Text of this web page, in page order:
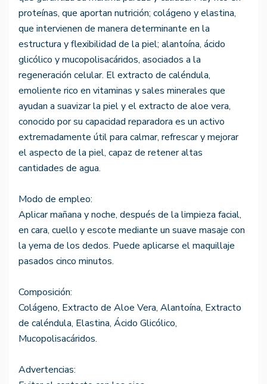
proteínas, que aportan nutrición; colágeno y elastina,
que intervienen de manera determinante en la
estructura y flexibilidad de la piel; alantoína, ácido
glicólico y mucopolisacáridos, asociados a la
regeneración celular. El extracto de caléndula,
emoliente rico en vitaminas y sales minerales que
ayudan a suavizar la piel y el extracto de aloe vera,
conocido por su capacidad reparadora es un activo
extremadamente útil para calmar, refrescar y mejorar
el aspecto de la piel, capaz de retener altas
cantidades de agua.
Modo de empleo:
Aplicar mañana y noche, después de la limpieza facial,
en cara, cuello y escote mediante un suave masaje con
la yema de los dedos. Puede aplicarse el maquillaje
pasados cinco minutos.
Composición:
Colágeno, Extracto de Aloe Vera, Alantoína, Extracto
de caléndula, Elastina, Ácido Glicólico,
Mucopolisacáridos.
Advertencias: